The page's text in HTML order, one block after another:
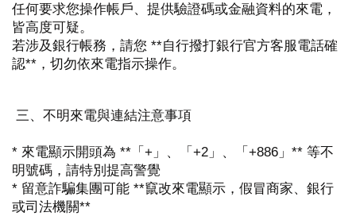
任何要求您操作帳戶、提供驗證碼或金融資料的來電，
皆高度可疑。
若涉及銀行帳務，請您 **自行撥打銀行官方客服電話確
認**，切勿依來電指示操作。
三、不明來電與連結注意事項
* 來電顯示開頭為 **「+」、「+2」、「+886」** 等不
明號碼，請特別提高警覺
* 留意詐騙集團可能 **竄改來電顯示，假冒商家、銀行
或司法機關**